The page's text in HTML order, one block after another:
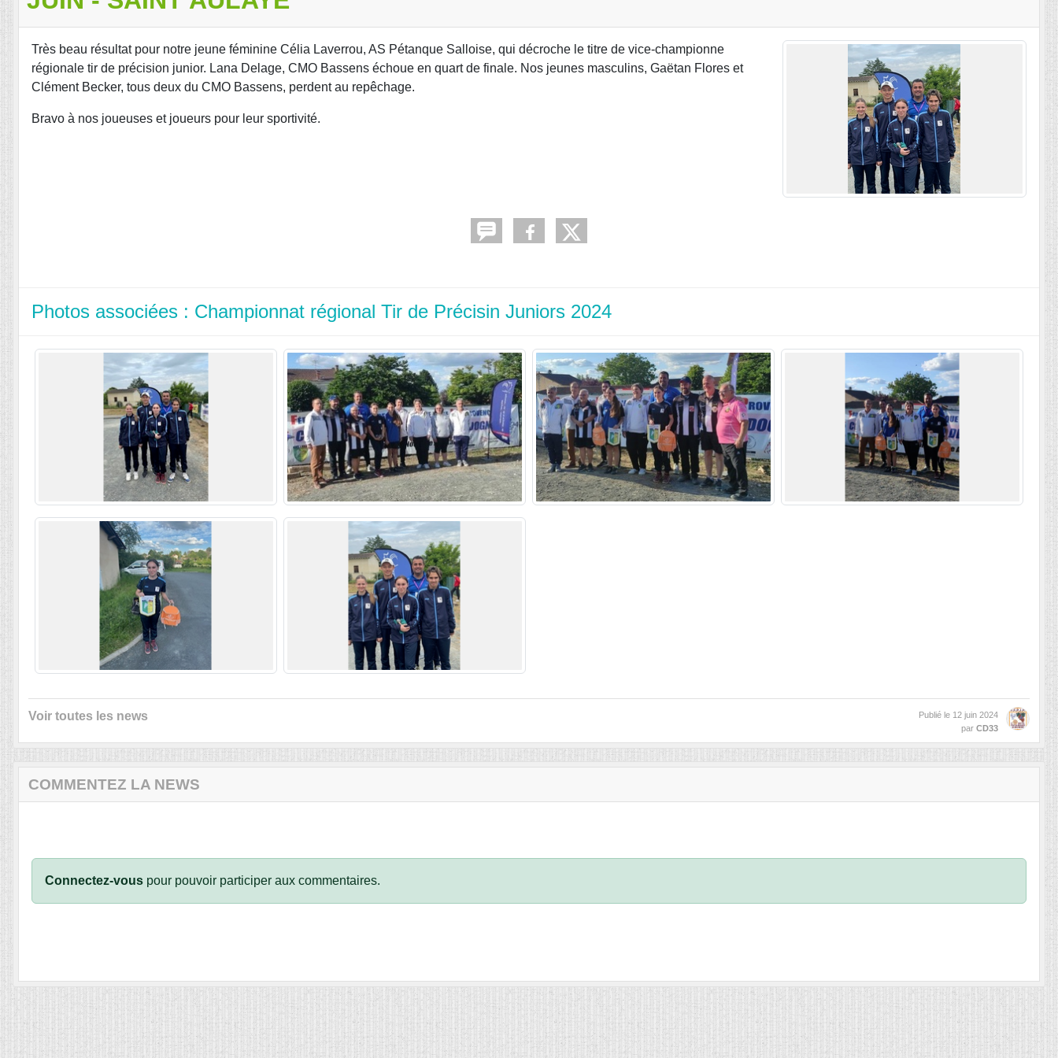
Très beau résultat pour notre jeune féminine Célia Laverrou, AS Pétanque Salloise, qui décroche le titre de vice-championne
régionale tir de précision junior. Lana Delage, CMO Bassens échoue en quart de finale. Nos jeunes masculins, Gaëtan Flores et
Clément Becker, tous deux du CMO Bassens, perdent au repêchage.
Bravo à nos joueuses et joueurs pour leur sportivité.
Photos associées : Championnat régional Tir de Précisin Juniors 2024
Voir toutes les news Publié le 12 juin 2024
par CD33
COMMENTEZ LA NEWS
Connectez-vous pour pouvoir participer aux commentaires.